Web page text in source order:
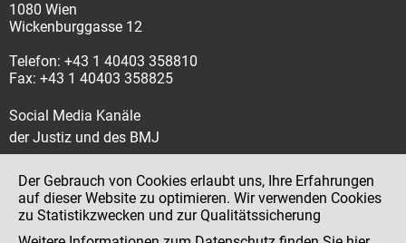
1080 Wien
Wickenburggasse 12
Telefon: +43 1 40403 358810
Fax: +43 1 40403 358825
Social Media Kanäle
der Justiz und des BMJ
Impressum
Der Gebrauch von Cookies erlaubt uns, Ihre Erfahrungen
auf dieser Website zu optimieren. Wir verwenden Cookies
zu Statistikzwecken und zur Qualitätssicherung